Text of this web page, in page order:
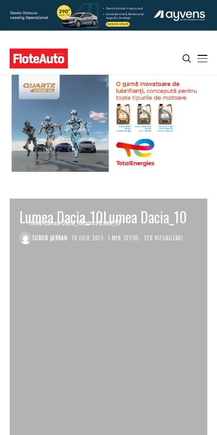
Home Lumea Dacia_10Lumea Dacia_10
Lumea Dacia_10Lumea Dacia_10
TUDOR ȘERBAN 10 IULIE 2017 1 MIN. CITIRE 270 VIZUALIZĂRI